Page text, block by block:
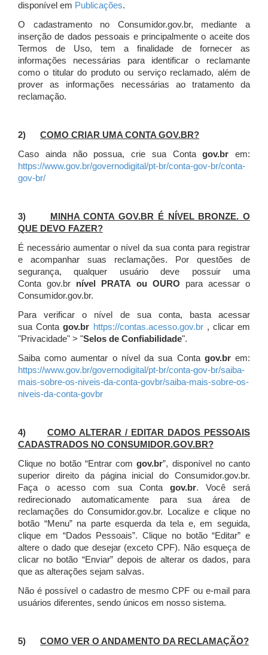
disponível em Publicações.
O cadastramento no Consumidor.gov.br, mediante a
inserção de dados pessoais e principalmente o aceite dos
Termos de Uso, tem a finalidade de fornecer as
informações necessárias para identificar o reclamante
como o titular do produto ou serviço reclamado, além de
prover as informações necessárias ao tratamento da
reclamação.
2) COMO CRIAR UMA CONTA GOV.BR?
Caso ainda não possua, crie sua Contagov.br em:
https://www.gov.br/governodigital/pt-br/conta-gov-br/conta-
gov-br/
3)
MINHA CONTA GOV.BR É NÍVEL BRONZE. O
QUE DEVO FAZER?
É necessário aumentar o nível da sua conta para registrar
e acompanhar suas reclamações. Por questões de
segurança, qualquer usuário deve possuir uma
Conta gov.br nível PRATA ou OURO para acessar o
Consumidor.gov.br.
Para verificar o nível de sua conta, basta acessar
sua Contagov.br https://contas.acesso.gov.br, clicar em
"Privacidade" > "Selos de Confiabilidade".
Saiba como aumentar o nível da sua Conta gov.brem:
https://www.gov.br/governodigital/pt-br/conta-gov-br/saiba-
mais-sobre-os-niveis-da-conta-govbr/saiba-mais-sobre-os-
niveis-da-conta-govbr
4) COMO ALTERAR / EDITAR DADOS PESSOAIS
CADASTRADOS NO CONSUMIDOR.GOV.BR?
Clique no botão “Entrar comgov.br”, disponível no canto
superior direito da página inicial do Consumidor.gov.br.
Faça o acesso com sua Conta gov.br. Você será
redirecionado automaticamente para sua área de
reclamações do Consumidor.gov.br.
Localize e clique no
botão “Menu” na parte esquerda da tela e, em seguida,
clique em “Dados Pessoais”. Clique no botão “Editar” e
altere o dado que desejar (exceto CPF). Não esqueça de
clicar no botão “Enviar” depois de alterar os dados, para
que as alterações sejam salvas.
Não é possível o cadastro de mesmo CPF ou e-mail para
usuários diferentes, sendo únicos em nosso sistema.
5) COMO VER O ANDAMENTO DA RECLAMAÇÃO?